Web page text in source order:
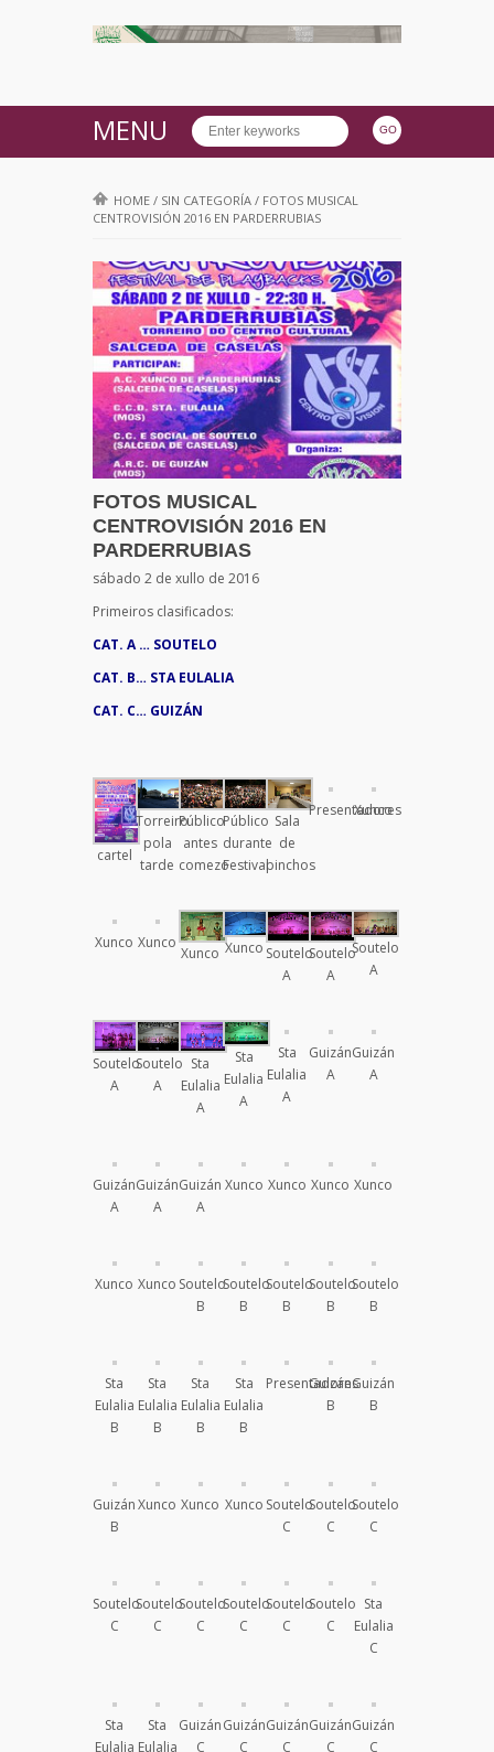
MENU
HOME / SIN CATEGORÍA / FOTOS MUSICAL
CENTROVISIÓN 2016 EN PARDERRUBIAS
FOTOS MUSICAL
CENTROVISIÓN 2016 EN
PARDERRUBIAS
sábado 2 de xullo de 2016
Primeiros clasificados:
CAT. A … SOUTELO
CAT. B… STA EULALIA
CAT. C… GUIZÁN
cartel
Torreiro
pola
tarde
Público
antes
comezo
Público
durante
Festival
Sala
de
pinchos
Presentadores
Xunco
Xunco Xunco
Xunco Xunco Soutelo
A
Soutelo
A
Soutelo
A
Soutelo
A
Soutelo
A
Sta
Eulalia
A
Sta
Eulalia
A
Sta
Eulalia
A
Guizán
A
Guizán
A
Guizán
A
Guizán
A
Guizán
A
Xunco Xunco Xunco Xunco
Xunco Xunco Soutelo
B
Soutelo
B
Soutelo
B
Soutelo
B
Soutelo
B
Sta
Eulalia
B
Sta
Eulalia
B
Sta
Eulalia
B
Sta
Eulalia
B
Presentadores
Guizán
B
Guizán
B
Guizán
B
Xunco Xunco Xunco Soutelo
C
Soutelo
C
Soutelo
C
Soutelo
C
Soutelo
C
Soutelo
C
Soutelo
C
Soutelo
C
Soutelo
C
Sta
Eulalia
C
Sta
Eulalia
Sta
Eulalia
Guizán
C
Guizán
C
Guizán
C
Guizán
C
Guizán
C